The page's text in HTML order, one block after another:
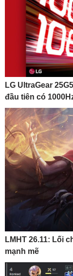
LG UltraGear
đầu tiên có
LMHT 26.11: Lối
mạnh mẽ